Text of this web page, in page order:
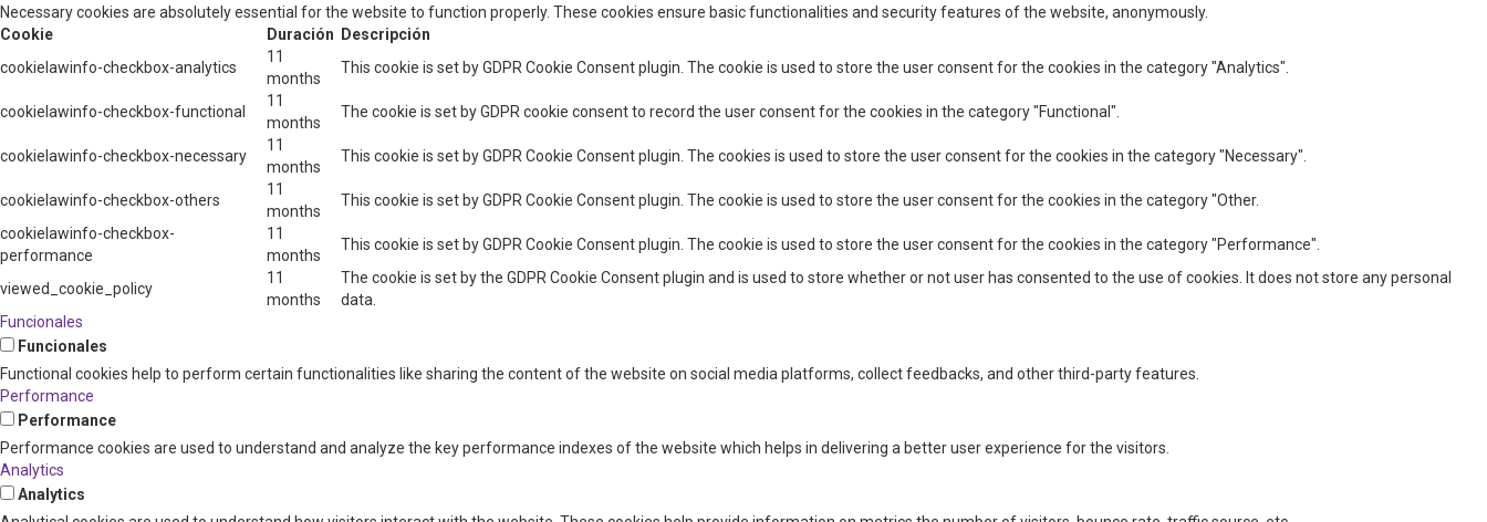
Necessary cookies are absolutely essential for the website to function properly. These cookies ensure basic functionalities and security features of the website, anonymously.
Cookie
Duración
Descripción
cookielawinfo-checkbox-analytics
11
months
This cookie is set by GDPR Cookie Consent plugin. The cookie is used to store the user consent for the cookies in the category "Analytics".
cookielawinfo-checkbox-functional
11
months
The cookie is set by GDPR cookie consent to record the user consent for the cookies in the category "Functional".
cookielawinfo-checkbox-necessary
11
months
This cookie is set by GDPR Cookie Consent plugin. The cookies is used to store the user consent for the cookies in the category "Necessary".
cookielawinfo-checkbox-others
11
months
This cookie is set by GDPR Cookie Consent plugin. The cookie is used to store the user consent for the cookies in the category "Other.
cookielawinfo-checkbox-
performance
11
months
This cookie is set by GDPR Cookie Consent plugin. The cookie is used to store the user consent for the cookies in the category "Performance".
viewed_cookie_policy
11
months
The cookie is set by the GDPR Cookie Consent plugin and is used to store whether or not user has consented to the use of cookies. It does not store any personal
data.
Funcionales
Funcionales
Functional cookies help to perform certain functionalities like sharing the content of the website on social media platforms, collect feedbacks, and other third-party features.
Performance
Performance
Performance cookies are used to understand and analyze the key performance indexes of the website which helps in delivering a better user experience for the visitors.
Analytics
Analytics